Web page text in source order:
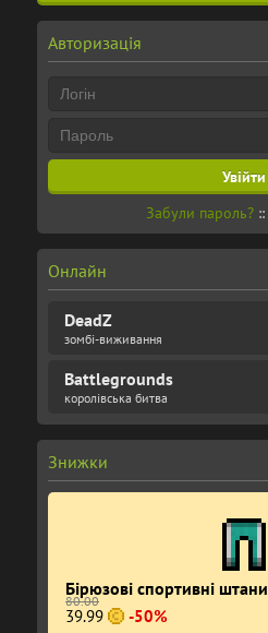
Авторизація
Забули пароль? ::
Онлайн
DeadZ
зомбі-виживання
Battlegrounds
королівська битва
Знижки
Бірюзові спортивні штани
80.00
39.99 -50%